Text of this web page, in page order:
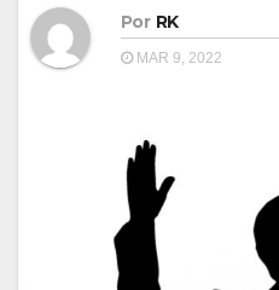
Por RK
MAR 9, 2022